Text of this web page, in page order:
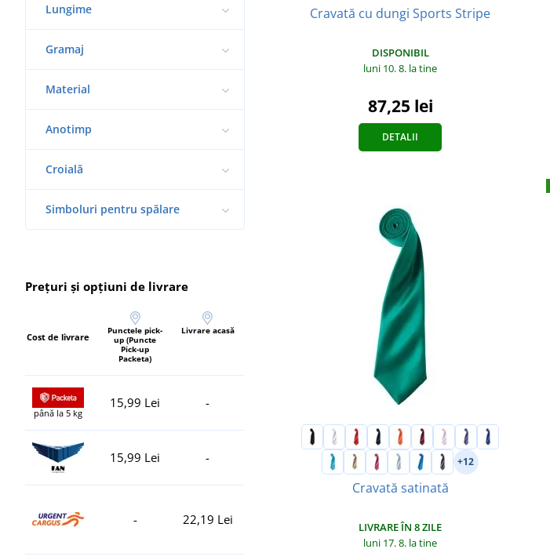
Lungime
Gramaj
Material
Anotimp
Croială
Simboluri pentru spălare
Prețuri și opțiuni de livrare
Cost de livrare
Punctele pick-
up (Puncte
Pick-up
Packeta)
Livrare acasă
până la 5 kg
15,99 Lei -
15,99 Lei -
- 22,19 Lei
Cravată cu dungi Sports Stripe
DISPONIBIL
luni 10. 8. la tine
87,25 lei
DETALII
+12
Cravată satinată
LIVRARE ÎN 8 ZILE
luni 17. 8. la tine